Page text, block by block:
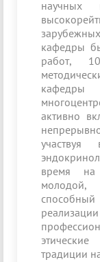
научных
кафедры
работ,
кафедры
активно
время на
молодой,
традиции